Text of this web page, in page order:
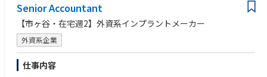
purposes
•Develop AI for making efficient way for daily work
•Manage project in planning, execution, and assessment, and apply the t
ools/frameworks/concepts to drive the effectiveness/performance of pro
ject teams
•Solid communication and interpersonal skills to enable effective leaders
hip, coaching and collaborations
Senior Accountant
【市ヶ谷・在宅週2】外資系インプラントメーカー
外資系企業
仕事内容